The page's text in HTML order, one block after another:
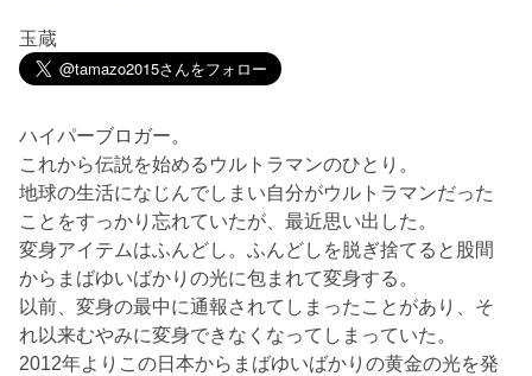
玉蔵
ハイパーブロガー。
これから伝説を始めるウルトラマンのひとり。
地球の生活になじんでしまい自分がウルトラマンだった
ことをすっかり忘れていたが、最近思い出した。
変身アイテムはふんどし。ふんどしを脱ぎ捨てると股間
からまばゆいばかりの光に包まれて変身する。
以前、変身の最中に通報されてしまったことがあり、そ
れ以来むやみに変身できなくなってしまっていた。
2012年よりこの日本からまばゆいばかりの黄金の光を発